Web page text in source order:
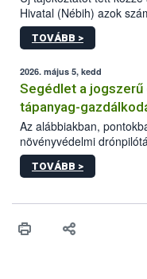
Hivatal (Nébih) azok
növényvédelmi vagy
végezni
műszaki és hatósági
TOVÁBB >
2026. május 5, kedd
Segédlet a jogszerű
tápanyag-
feltételeiről
Az alábbiakban,
növényvédelmi
növényvédelmi és
végzésének legfontosabb
TOVÁBB >